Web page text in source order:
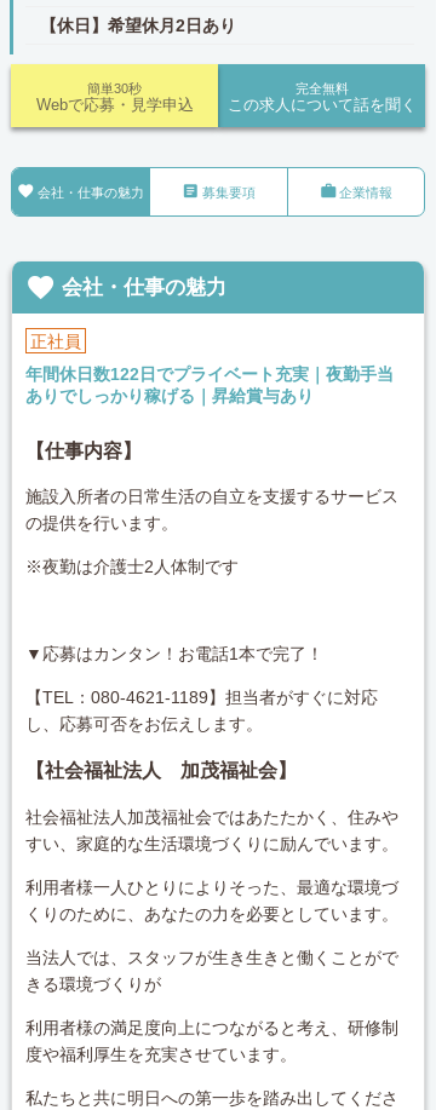
【休日】希望休月2日あり
完全無料
この求人について話を聞く
簡単30秒
Webで応募・見学申込
 会社・仕事の魅力  募集要項 企業情報
 会社・仕事の魅力
正社員
年間休日数122日でプライベート充実｜夜勤手当
ありでしっかり稼げる｜昇給賞与あり
【仕事内容】
施設入所者の日常生活の自立を支援するサービス
の提供を行います。
※夜勤は介護士2人体制です
▼応募はカンタン！お電話1本で完了！
【TEL：080-4621-1189】担当者がすぐに対応
し、応募可否をお伝えします。
【社会福祉法人 加茂福祉会】
社会福祉法人加茂福祉会ではあたたかく、住みや
すい、家庭的な生活環境づくりに励んでいます。
利用者様一人ひとりによりそった、最適な環境づ
くりのために、あなたの力を必要としています。
当法人では、スタッフが生き生きと働くことがで
きる環境づくりが
利用者様の満足度向上につながると考え、研修制
度や福利厚生を充実させています。
私たちと共に明日への第一歩を踏み出してくださ